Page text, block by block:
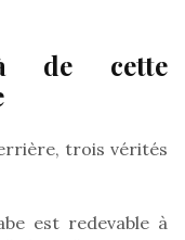
de cette
trois vérités
est redevable à